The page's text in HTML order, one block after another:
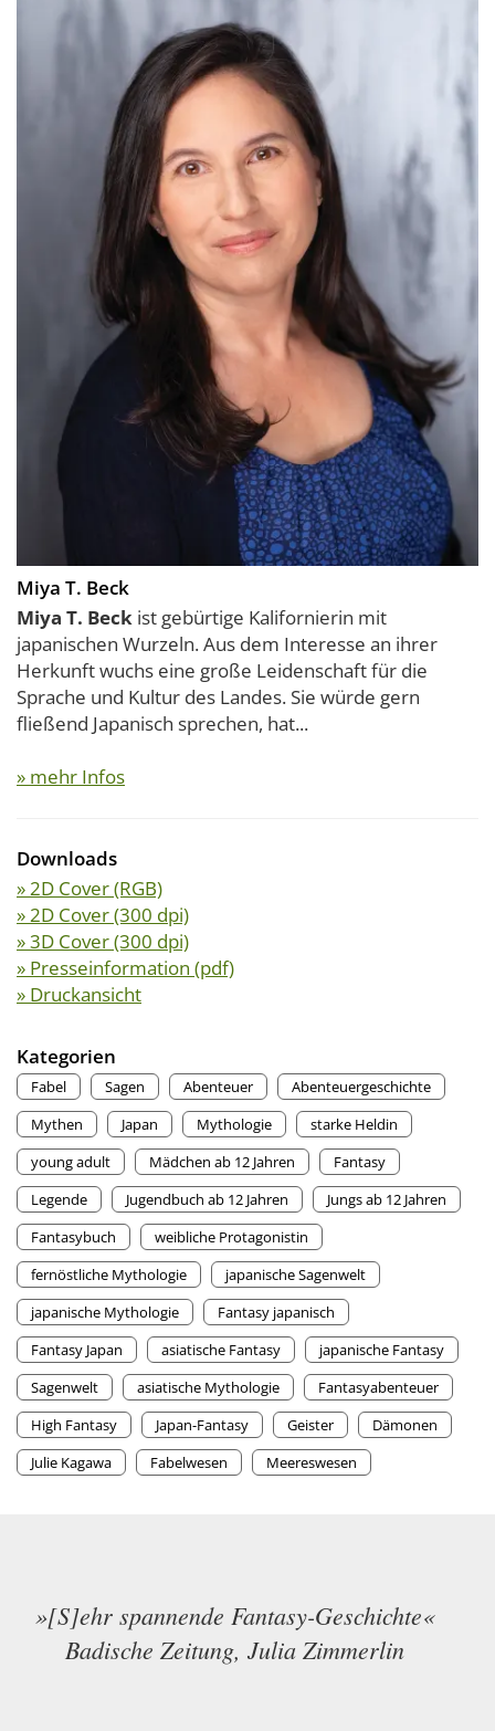
Miya T. Beck
Miya T. Beck ist gebürtige Kalifornierin mit
japanischen Wurzeln. Aus dem Interesse an ihrer
Herkunft wuchs eine große Leidenschaft für die
Sprache und Kultur des Landes. Sie würde gern
fließend Japanisch sprechen, hat...
» mehr Infos
Downloads
» 2D Cover (RGB)
» 2D Cover (300 dpi)
» 3D Cover (300 dpi)
» Presseinformation (pdf)
» Druckansicht
Kategorien
Fabel Sagen Abenteuer
Abenteuergeschichte
Mythen
Japan Mythologie
starke Heldin
young adult
Mädchen ab 12 Jahren
Fantasy
Legende
Jugendbuch ab 12 Jahren
Jungs ab 12 Jahren
Fantasybuch
weibliche Protagonistin
fernöstliche Mythologie
japanische Sagenwelt
japanische Mythologie
Fantasy japanisch
Fantasy Japan
asiatische Fantasy
japanische Fantasy
Sagenwelt
asiatische Mythologie
Fantasyabenteuer
High Fantasy
Japan-Fantasy Geister
Dämonen
Julie Kagawa
Fabelwesen Meereswesen
»[S]ehr spannende Fantasy-Geschichte«
Badische Zeitung, Julia Zimmerlin